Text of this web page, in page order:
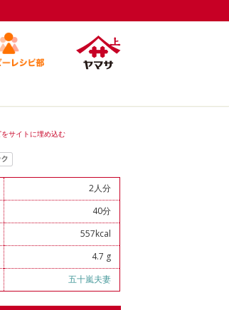
サイトに埋め込む
2人分
40分
557kcal
4.7 g
五十嵐夫妻